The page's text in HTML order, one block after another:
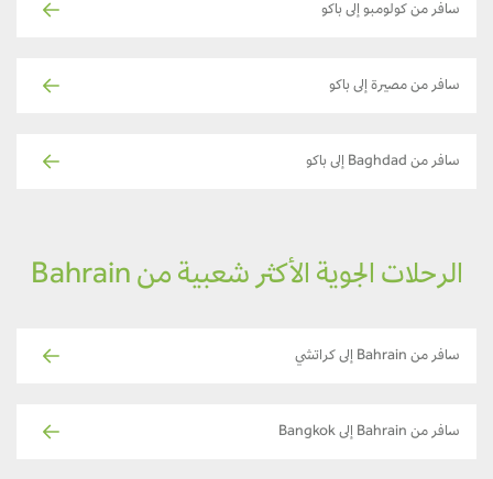
سافر من كولومبو إلى باكو
سافر من مصيرة إلى باكو
سافر من Baghdad إلى باكو
الرحلات الجوية الأكثر شعبية من Bahrain
سافر من Bahrain إلى كراتشي
سافر من Bahrain إلى Bangkok